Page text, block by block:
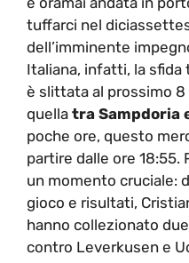
tuffarci nel
dell’imminente
Italiana, infatti, la sfida
è slittata al prossimo
quella tra Sampdoria
poche ore, questo
partire dalle ore 18:55.
un momento cruciale:
gioco e risultati,
hanno collezionato
contro Leverkusen e